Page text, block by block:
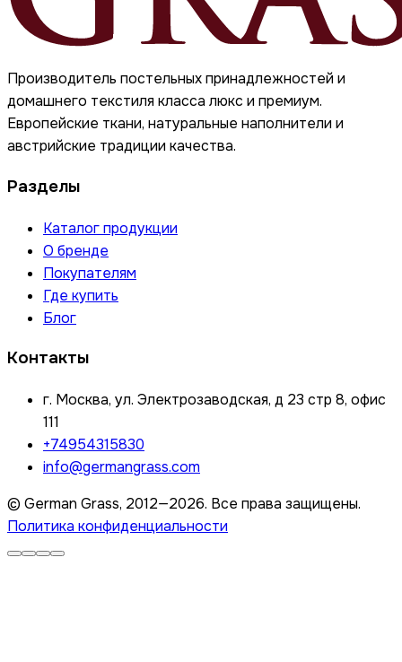
Производитель постельных принадлежностей и
домашнего текстиля класса люкс и премиум.
Европейские ткани, натуральные наполнители и
австрийские традиции качества.
Разделы
Каталог продукции
О бренде
Покупателям
Где купить
Блог
Контакты
г. Москва, ул. Электрозаводская, д 23 стр 8, офис
111
+74954315830
info@germangrass.com
© German Grass, 2012—2026. Все права защищены.
Политика конфиденциальности